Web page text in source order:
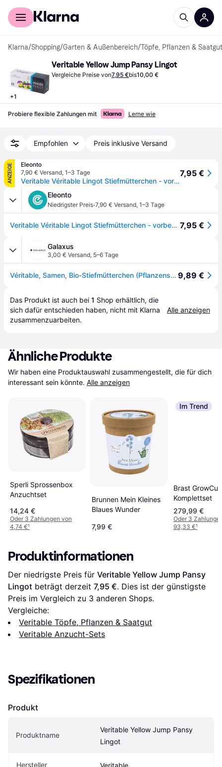
Für Shopper
Klarna/Shopping/Garten & Außenbereich/Töpfe, Pflanzen & Saatgut
+1
Veritable Yellow Jump Pansy Lingot
Vergleiche Preise von7,95 €bis10,00 €
Probiere flexible Zahlungen mit Lerne wie
Empfohlen Preis inklusive Versand
ANZEIGE
Eleonto
7,90 € Versand, 1–3 Tage
Veritable Véritable Lingot Stiefmütterchen - vorbepflanzte Erde
7,95 €
Eleonto
Niedrigster Preis·7,90 € Versand, 1–3 Tage
Veritable Véritable Lingot Stiefmütterchen - vorbepflanzte Erde 7,95 €
Galaxus
3,00 € Versand, 5–6 Tage
Véritable, Samen, Bio-Stiefmütterchen (Pflanzensamen) 9,89 €
Das Produkt ist auch bei 1 Shop erhältlich, die
sich dafür entschieden haben, nicht mit Klarna
zusammenzuarbeiten.
Alle anzeigen
Ähnliche Produkte
Wir haben eine Produktauswahl zusammengestellt, die für dich
interessant sein könnte. Alle anzeigen
Sperli Sprossenbox
Anzuchtset
14,24 €
Oder 3 Zahlungen von
4,74 €¹
Brunnen Mein Kleines
Blaues Wunder
7,99 €
Im Trend
Brast
Komplettset
279,99 €
Oder 3
93,33 €¹
Produktinformationen
Der niedrigste Preis für Veritable Yellow Jump Pansy
Lingot beträgt derzeit 7,95 €. Dies ist der günstigste
Preis im Vergleich zu 3 anderen Shops.
Vergleiche:
Veritable Töpfe, Pflanzen & Saatgut
Veritable Anzucht-Sets
Spezifikationen
Produkt
Produktname
Veritable Yellow Jump Pansy
Lingot
Hersteller Veritable